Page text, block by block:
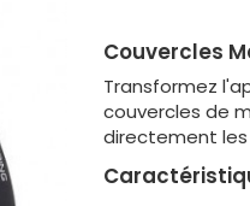
Couvercles
Transformez
couvercles de
directement les